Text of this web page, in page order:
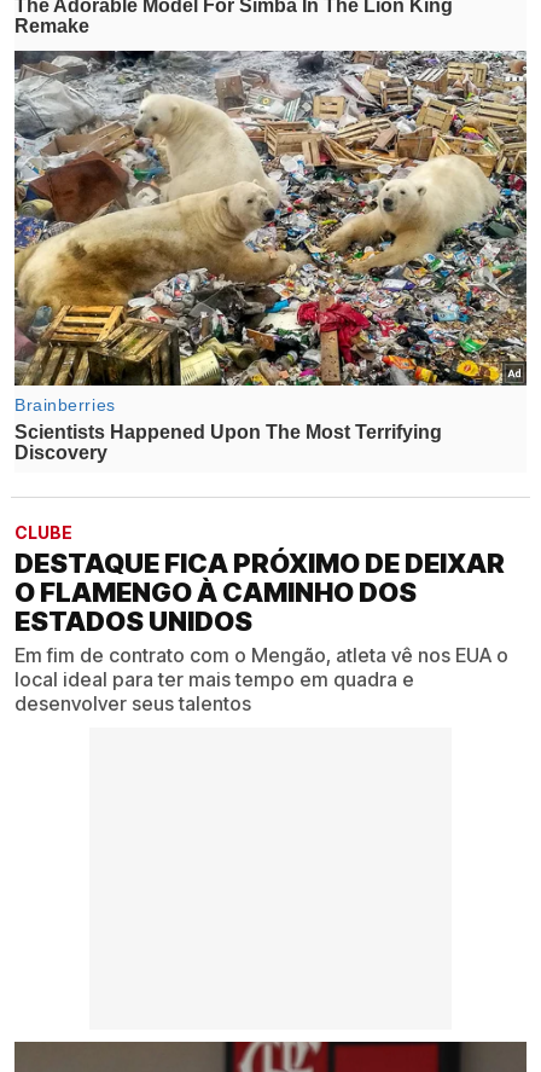
CLUBE
DESTAQUE FICA PRÓXIMO DE DEIXAR
O FLAMENGO À CAMINHO DOS
ESTADOS UNIDOS
Em fim de contrato com o Mengão, atleta vê nos EUA o
local ideal para ter mais tempo em quadra e
desenvolver seus talentos